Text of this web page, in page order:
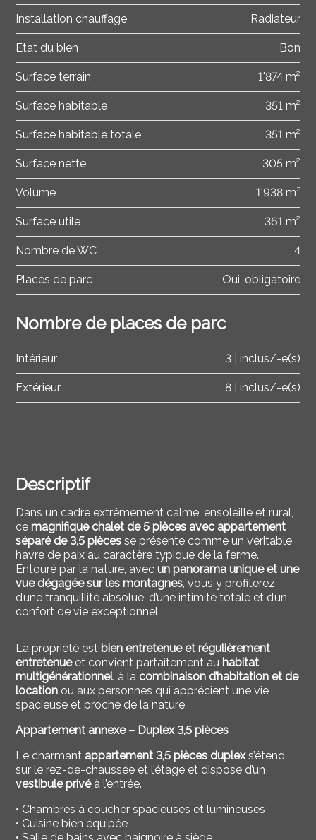
Descriptif
Dans un cadre extrêmement calme, ensoleillé et rural,
cemagnifique chalet de 5 pièces avec appartement
séparé de 3,5 pièces se présente comme un véritable
havre de paix au caractère typique de la ferme.
Entouré par la nature, avecun panorama unique et une
vue dégagée sur les montagnes, vous y profiterez
d’une tranquillité absolue, d’une intimité totale et d’un
confort de vie exceptionnel.
La propriété est bien entretenue et régulièrement
entretenueet convient parfaitement au habitat
multigénérationnel, à la combinaison d’habitation et de
location ou aux personnes qui apprécient une vie
spacieuse et proche de la nature.
Appartement annexe – Duplex 3,5 pièces
Le charmant appartement 3,5 pièces duplexs’étend
sur le rez-de-chaussée et l’étage et dispose d’un
vestibule privéà l’entrée.
• Chambres à coucher spacieuses et lumineuses
• Cuisine bien équipée
Installation chauffage Radiateur
Etat du bien Bon
Surface terrain 1'874 m²
Surface habitable 351 m²
Surface habitable totale 351 m²
Surface nette 305 m²
Volume 1'938 m³
Surface utile 361 m²
Nombre de WC 4
Places de parc Oui, obligatoire
Nombre de places de parc
Intérieur 3 | inclus/-e(s)
Extérieur 8 | inclus/-e(s)